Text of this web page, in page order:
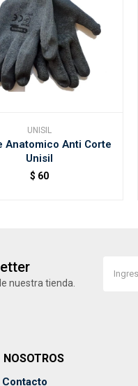
UNISIL
Anatomico Anti Corte
Unisil
$ 60
nuestra tienda.
NOSOTROS
Contacto